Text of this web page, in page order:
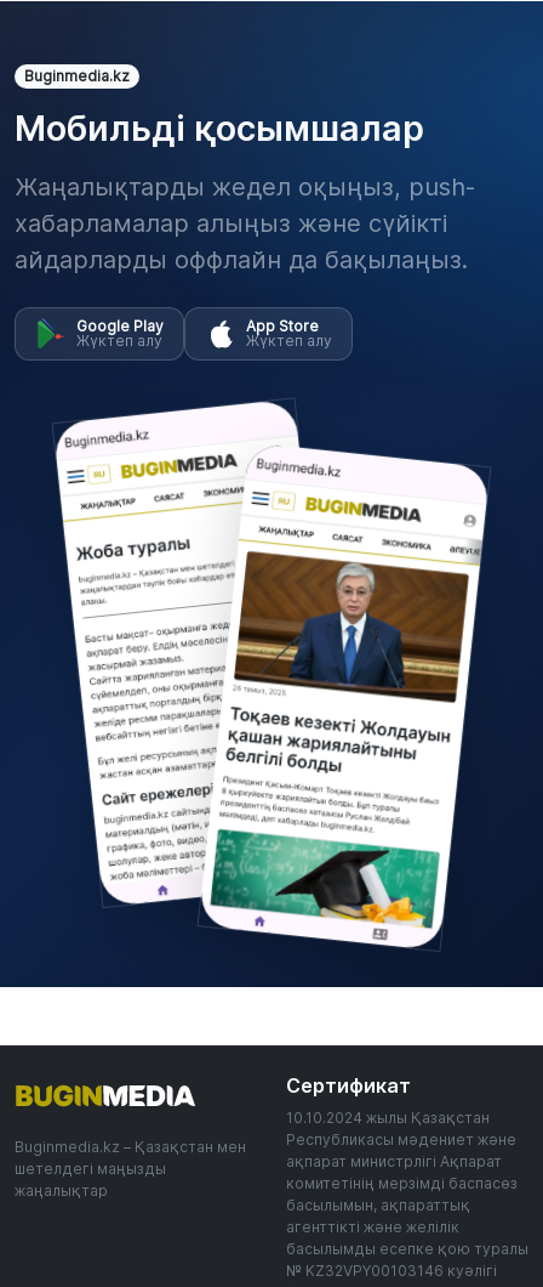
Buginmedia.kz
Мобильді қосымшалар
Жаңалықтарды жедел оқыңыз, push-
хабарламалар алыңыз және сүйікті
айдарларды оффлайн да бақылаңыз.
Google Play
Жүктеп алу
App Store
Жүктеп алу
Buginmedia.kz – Қазақстан мен
шетелдегі маңызды
жаңалықтар
Сертификат
10.10.2024 жылы Қазақстан
Республикасы мәдениет және
ақпарат министрлігі Ақпарат
комитетінің мерзімді баспасөз
басылымын, ақпараттық
агенттікті және желілік
басылымды есепке қою туралы
№ KZ32VPY00103146 куәлігі